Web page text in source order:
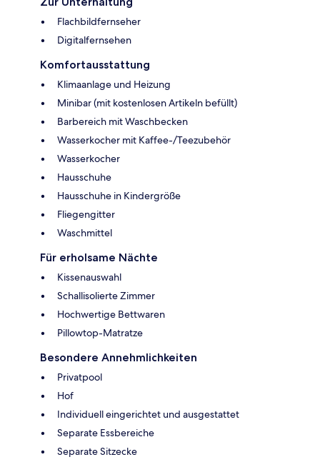
Flachbildfernseher
Digitalfernsehen
Komfortausstattung
Klimaanlage und Heizung
Minibar (mit kostenlosen Artikeln befüllt)
Barbereich mit Waschbecken
Wasserkocher mit Kaffee-/Teezubehör
Wasserkocher
Hausschuhe
Hausschuhe in Kindergröße
Fliegengitter
Waschmittel
Für erholsame Nächte
Kissenauswahl
Schallisolierte Zimmer
Hochwertige Bettwaren
Pillowtop-Matratze
Besondere Annehmlichkeiten
Privatpool
Hof
Individuell eingerichtet und ausgestattet
Separate Essbereiche
Separate Sitzecke